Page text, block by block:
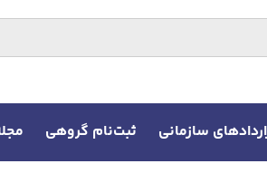
سازمانی ثبت‌نام گروهی